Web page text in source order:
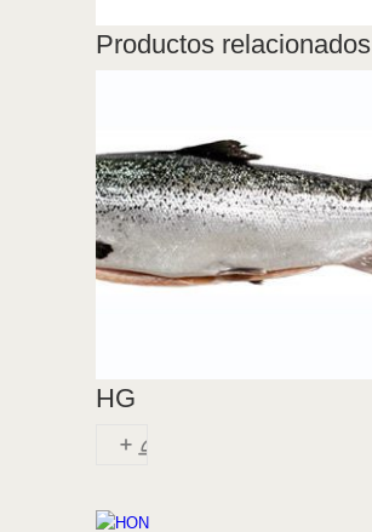
Productos relacionados
HG